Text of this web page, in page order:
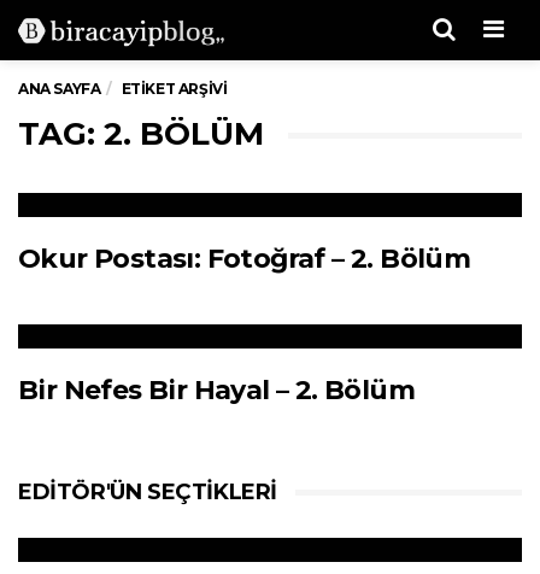
ANA SAYFA ETIKET ARŞIVI
TAG: 2. BÖLÜM
Okur Postası: Fotoğraf – 2. Bölüm
Bir Nefes Bir Hayal – 2. Bölüm
EDITÖR'ÜN SEÇTIKLERI